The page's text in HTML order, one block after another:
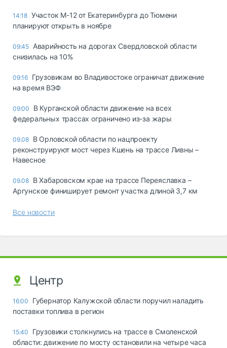
14:18 Участок М-12 от Екатеринбурга до Тюмени
планируют открыть в ноябре
09:45 Аварийность на дорогах Свердловской области
снизилась на 10%
09:16 Грузовикам во Владивостоке ограничат движение
на время ВЭФ
09:00
В Курганской области движение на всех
федеральных трассах ограничено из-за жары
09.08 В Орловской области по нацпроекту
реконструируют мост через Кшень на трассе Ливны –
Навесное
09.08 В Хабаровском крае на трассе Переяславка –
Аргунское финиширует ремонт участка длиной 3,7 км
Все новости
Центр
16:00
Губернатор Калужской области поручил наладить
поставки топлива в регион
15:40
Грузовики столкнулись на трассе в Смоленской
области: движение по мосту остановили на четыре часа